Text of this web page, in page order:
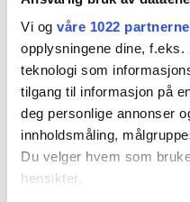
Vi og våre 1022 partnerne
opplysningene dine,
teknologi som
tilgang til informasjon på
deg personlige annonser
innholdsmåling,
Du velger hvem som
hensikter.
NFF